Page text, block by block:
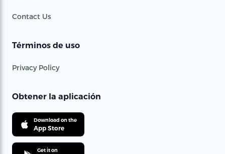
Contact Us
Términos de uso
Privacy Policy
Obtener la aplicación
Download on the
App Store
Get it on